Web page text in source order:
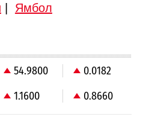
Ямбол
54.9800
0.0182
1.1600 0.8660